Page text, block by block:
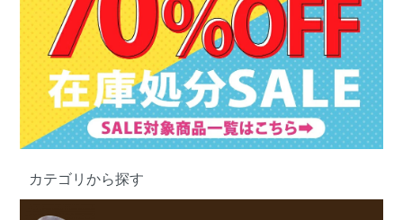
カテゴリから探す